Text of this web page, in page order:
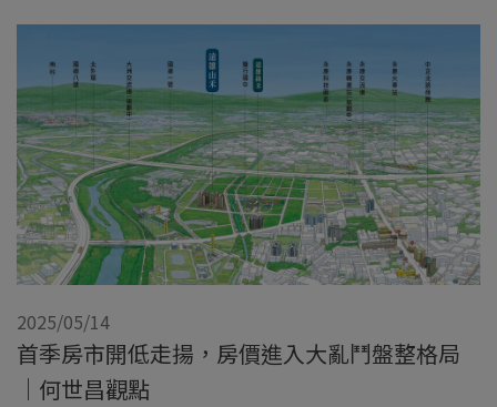
2025/05/14
首季房市開低走揚，房價進入大亂鬥盤整格局
｜何世昌觀點